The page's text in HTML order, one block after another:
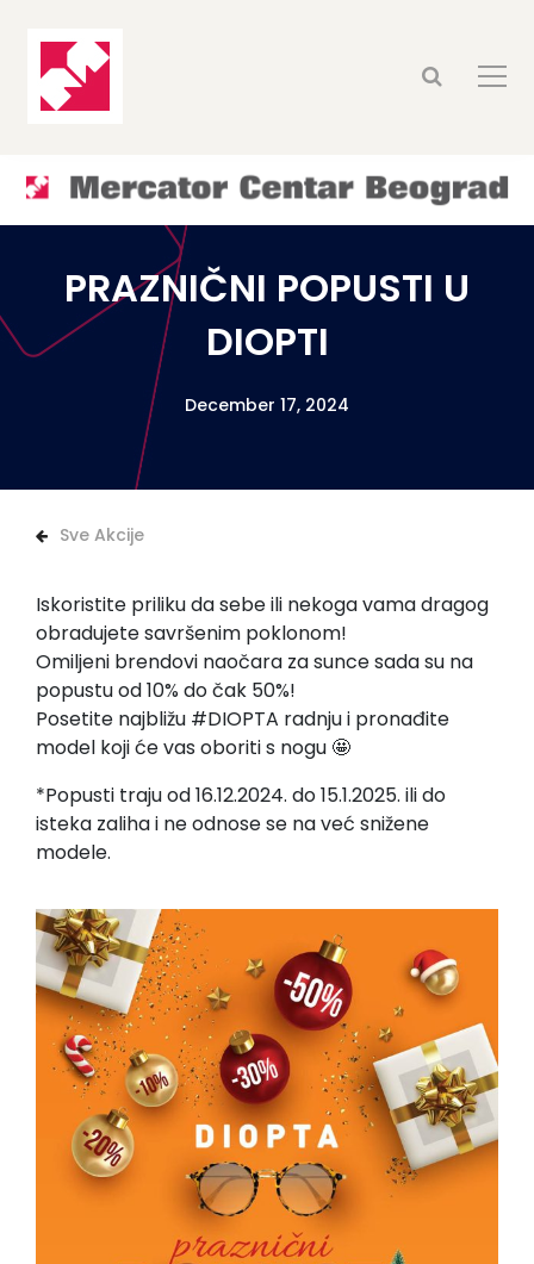
PRAZNIČNI POPUSTI U
DIOPTI
December 17, 2024
Sve Akcije
Iskoristite priliku da sebe ili nekoga vama dragog
obradujete savršenim poklonom!
Omiljeni brendovi naočara za sunce sada su na
popustu od 10% do čak 50%!
Posetite najbližu #DIOPTA radnju i pronađite
model koji će vas oboriti s nogu 🤩
*Popusti traju od 16.12.2024. do 15.1.2025. ili do
isteka zaliha i ne odnose se na već snižene
modele.